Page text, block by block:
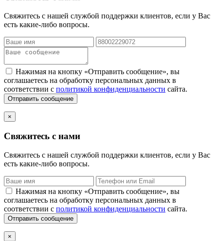
Свяжитесь с нашей службой поддержки клиентов, если у Вас
есть какие-либо вопросы.
Нажимая на кнопку «Отправить сообщение», вы
соглашаетесь на обработку персональных данных в
соответствии с политикой конфиденциальности сайта.
Отправить сообщение
×
Свяжитесь с нами
Свяжитесь с нашей службой поддержки клиентов, если у Вас
есть какие-либо вопросы.
Нажимая на кнопку «Отправить сообщение», вы
соглашаетесь на обработку персональных данных в
соответствии с политикой конфиденциальности сайта.
Отправить сообщение
×